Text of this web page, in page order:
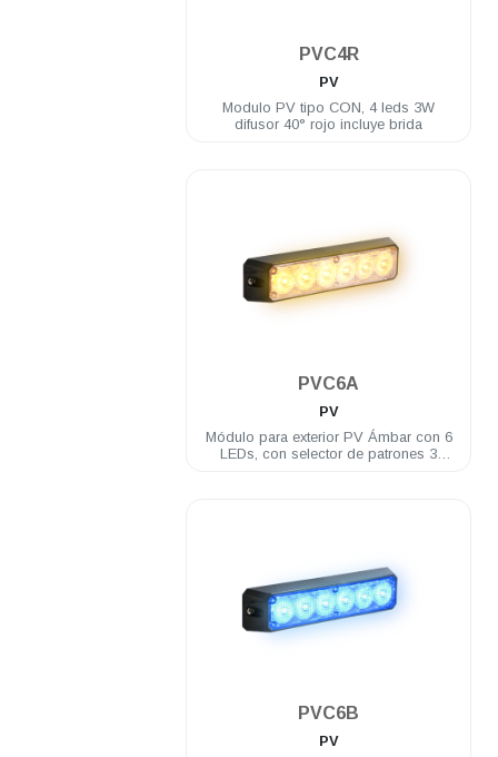
PVC4R
PV
Modulo PV tipo CON, 4 leds 3W
difusor 40° rojo incluye brida
PVC6A
PV
Módulo para exterior PV Ámbar con 6
LEDs, con selector de patrones 3
PVC6B
PV